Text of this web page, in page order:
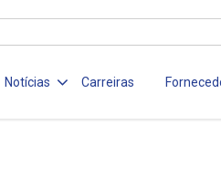
Notícias Carreiras